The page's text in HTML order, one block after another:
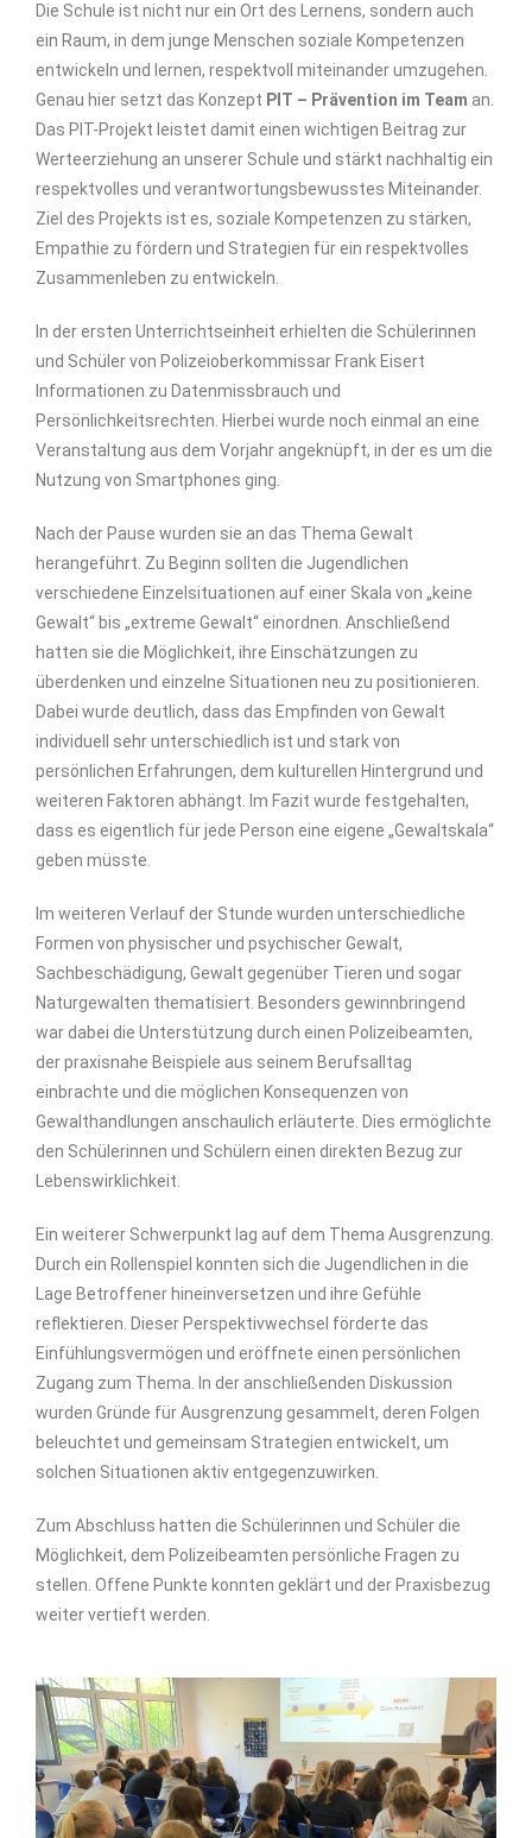
Die Schule ist nicht nur ein Ort des Lernens, sondern auch
ein Raum, in dem junge Menschen soziale Kompetenzen
entwickeln und lernen, respektvoll miteinander umzugehen.
Genau hier setzt das Konzept PIT – Prävention im Team an.
Das PIT-Projekt leistet damit einen wichtigen Beitrag zur
Werteerziehung an unserer Schule und stärkt nachhaltig ein
respektvolles und verantwortungsbewusstes Miteinander.
Ziel des Projekts ist es, soziale Kompetenzen zu stärken,
Empathie zu fördern und Strategien für ein respektvolles
Zusammenleben zu entwickeln.
In der ersten Unterrichtseinheit erhielten die Schülerinnen
und Schüler von Polizeioberkommissar Frank Eisert
Informationen zu Datenmissbrauch und
Persönlichkeitsrechten. Hierbei wurde noch einmal an eine
Veranstaltung aus dem Vorjahr angeknüpft, in der es um die
Nutzung von Smartphones ging.
Nach der Pause wurden sie an das Thema Gewalt
herangeführt. Zu Beginn sollten die Jugendlichen
verschiedene Einzelsituationen auf einer Skala von „keine
Gewalt“ bis „extreme Gewalt“ einordnen. Anschließend
hatten sie die Möglichkeit, ihre Einschätzungen zu
überdenken und einzelne Situationen neu zu positionieren.
Dabei wurde deutlich, dass das Empfinden von Gewalt
individuell sehr unterschiedlich ist und stark von
persönlichen Erfahrungen, dem kulturellen Hintergrund und
weiteren Faktoren abhängt. Im Fazit wurde festgehalten,
dass es eigentlich für jede Person eine eigene „Gewaltskala“
geben müsste.
Im weiteren Verlauf der Stunde wurden unterschiedliche
Formen von physischer und psychischer Gewalt,
Sachbeschädigung, Gewalt gegenüber Tieren und sogar
Naturgewalten thematisiert. Besonders gewinnbringend
war dabei die Unterstützung durch einen Polizeibeamten,
der praxisnahe Beispiele aus seinem Berufsalltag
einbrachte und die möglichen Konsequenzen von
Gewalthandlungen anschaulich erläuterte. Dies ermöglichte
den Schülerinnen und Schülern einen direkten Bezug zur
Lebenswirklichkeit.
Ein weiterer Schwerpunkt lag auf dem Thema Ausgrenzung.
Durch ein Rollenspiel konnten sich die Jugendlichen in die
Lage Betroffener hineinversetzen und ihre Gefühle
reflektieren. Dieser Perspektivwechsel förderte das
Einfühlungsvermögen und eröffnete einen persönlichen
Zugang zum Thema. In der anschließenden Diskussion
wurden Gründe für Ausgrenzung gesammelt, deren Folgen
beleuchtet und gemeinsam Strategien entwickelt, um
solchen Situationen aktiv entgegenzuwirken.
Zum Abschluss hatten die Schülerinnen und Schüler die
Möglichkeit, dem Polizeibeamten persönliche Fragen zu
stellen. Offene Punkte konnten geklärt und der Praxisbezug
weiter vertieft werden.